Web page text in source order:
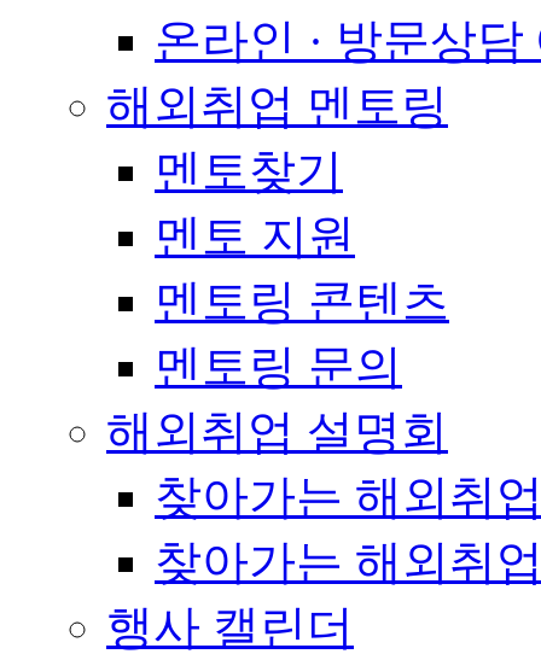
온라인 · 방문상담
해외취업 멘토링
멘토찾기
멘토 지원
멘토링 콘텐츠
멘토링 문의
해외취업 설명회
찾아가는 해외취
찾아가는 해외취
행사 캘린더